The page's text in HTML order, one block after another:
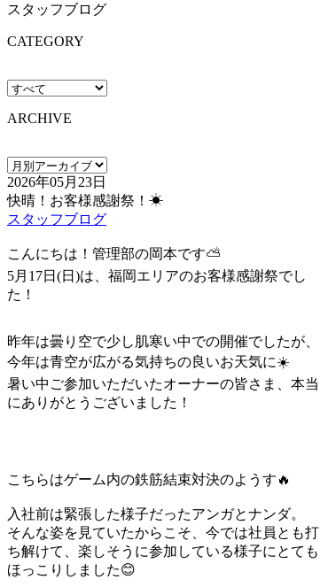
スタッフブログ
CATEGORY
ARCHIVE
2026年05月23日
快晴！お客様感謝祭！☀
スタッフブログ
こんにちは！管理部の岡本です⛅
5月17日(日)は、福岡エリアのお客様感謝祭でし
た！
昨年は曇り空で少し肌寒い中での開催でしたが、
今年は青空が広がる気持ちの良いお天気に☀️
暑い中ご参加いただいたオーナーの皆さま、本当
にありがとうございました！
こちらはゲーム内の鉄筋結束対決のようす🔥
入社前は緊張した様子だったアンガとナンダ。
そんな姿を見ていたからこそ、今では社員とも打
ち解けて、楽しそうに参加している様子にとても
ほっこりしました😊